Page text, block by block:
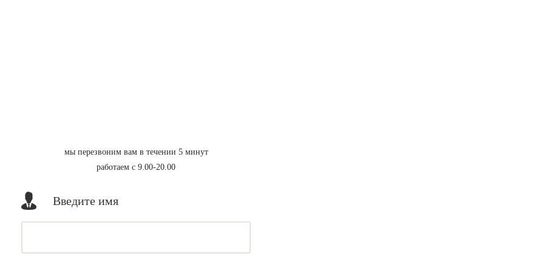
мы перезвоним вам в течении 5 минут
работаем с 9.00-20.00
Введите имя